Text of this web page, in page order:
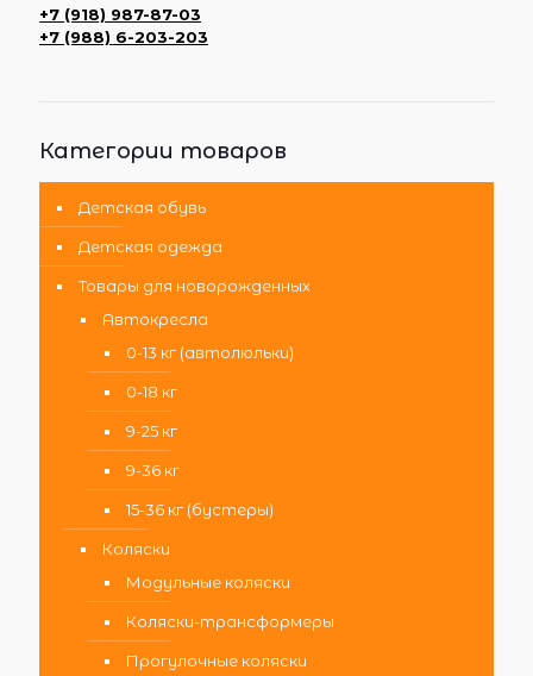
+7 (918) 987-87-03
+7 (988) 6-203-203
Категории товаров
Детская обувь
Детская одежда
Товары для новорожденных
Автокресла
0-13 кг (автолюльки)
0-18 кг
9-25 кг
9-36 кг
15-36 кг (бустеры)
Коляски
Модульные коляски
Коляски-трансформеры
Прогулочные коляски